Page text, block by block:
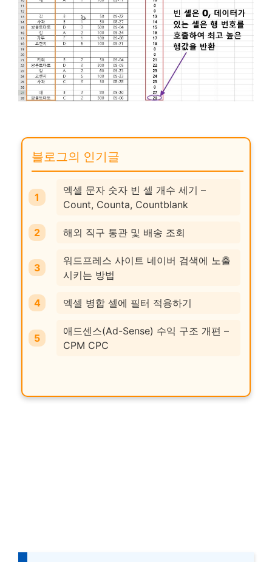
블로그의 인기글
엑셀 문자 숫자 빈 셀 개수 세기 –
Count, Counta, Countblank
해외 직구 통관 및 배송 조회
워드프레스 사이트 네이버 검색에 노출
시키는 방법
엑셀 병합 셀에 필터 적용하기
애드센스(Ad-Sense) 수익 구조 개편 –
CPM CPC